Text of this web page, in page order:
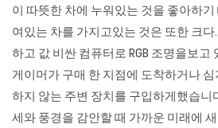
이 따뜻한 차에 누워있는 것을 좋아하
여있는 차를 가지고있는 것은 또한 크
하고 값 비싼 컴퓨터로 RGB 조명을보고
게이머가 구매 한 지점에 도착하거나 심
하지 않는 주변 장치를 구입하게했습니
세와 풍경을 감안할 때 가까운 미래에 새